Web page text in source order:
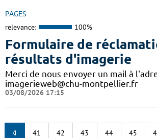
PAGES
relevance: 100%
Formulaire de
résultats d'imagerie
Merci de nous envoyer un mail à
imagerieweb@chu-montpellier.fr
03/08/2026 17:15
41 42 43 44 45